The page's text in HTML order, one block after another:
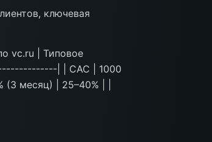
ключевая
vc.ru | Типовое
| | CAC | 1000
месяц) | 25–40% | |